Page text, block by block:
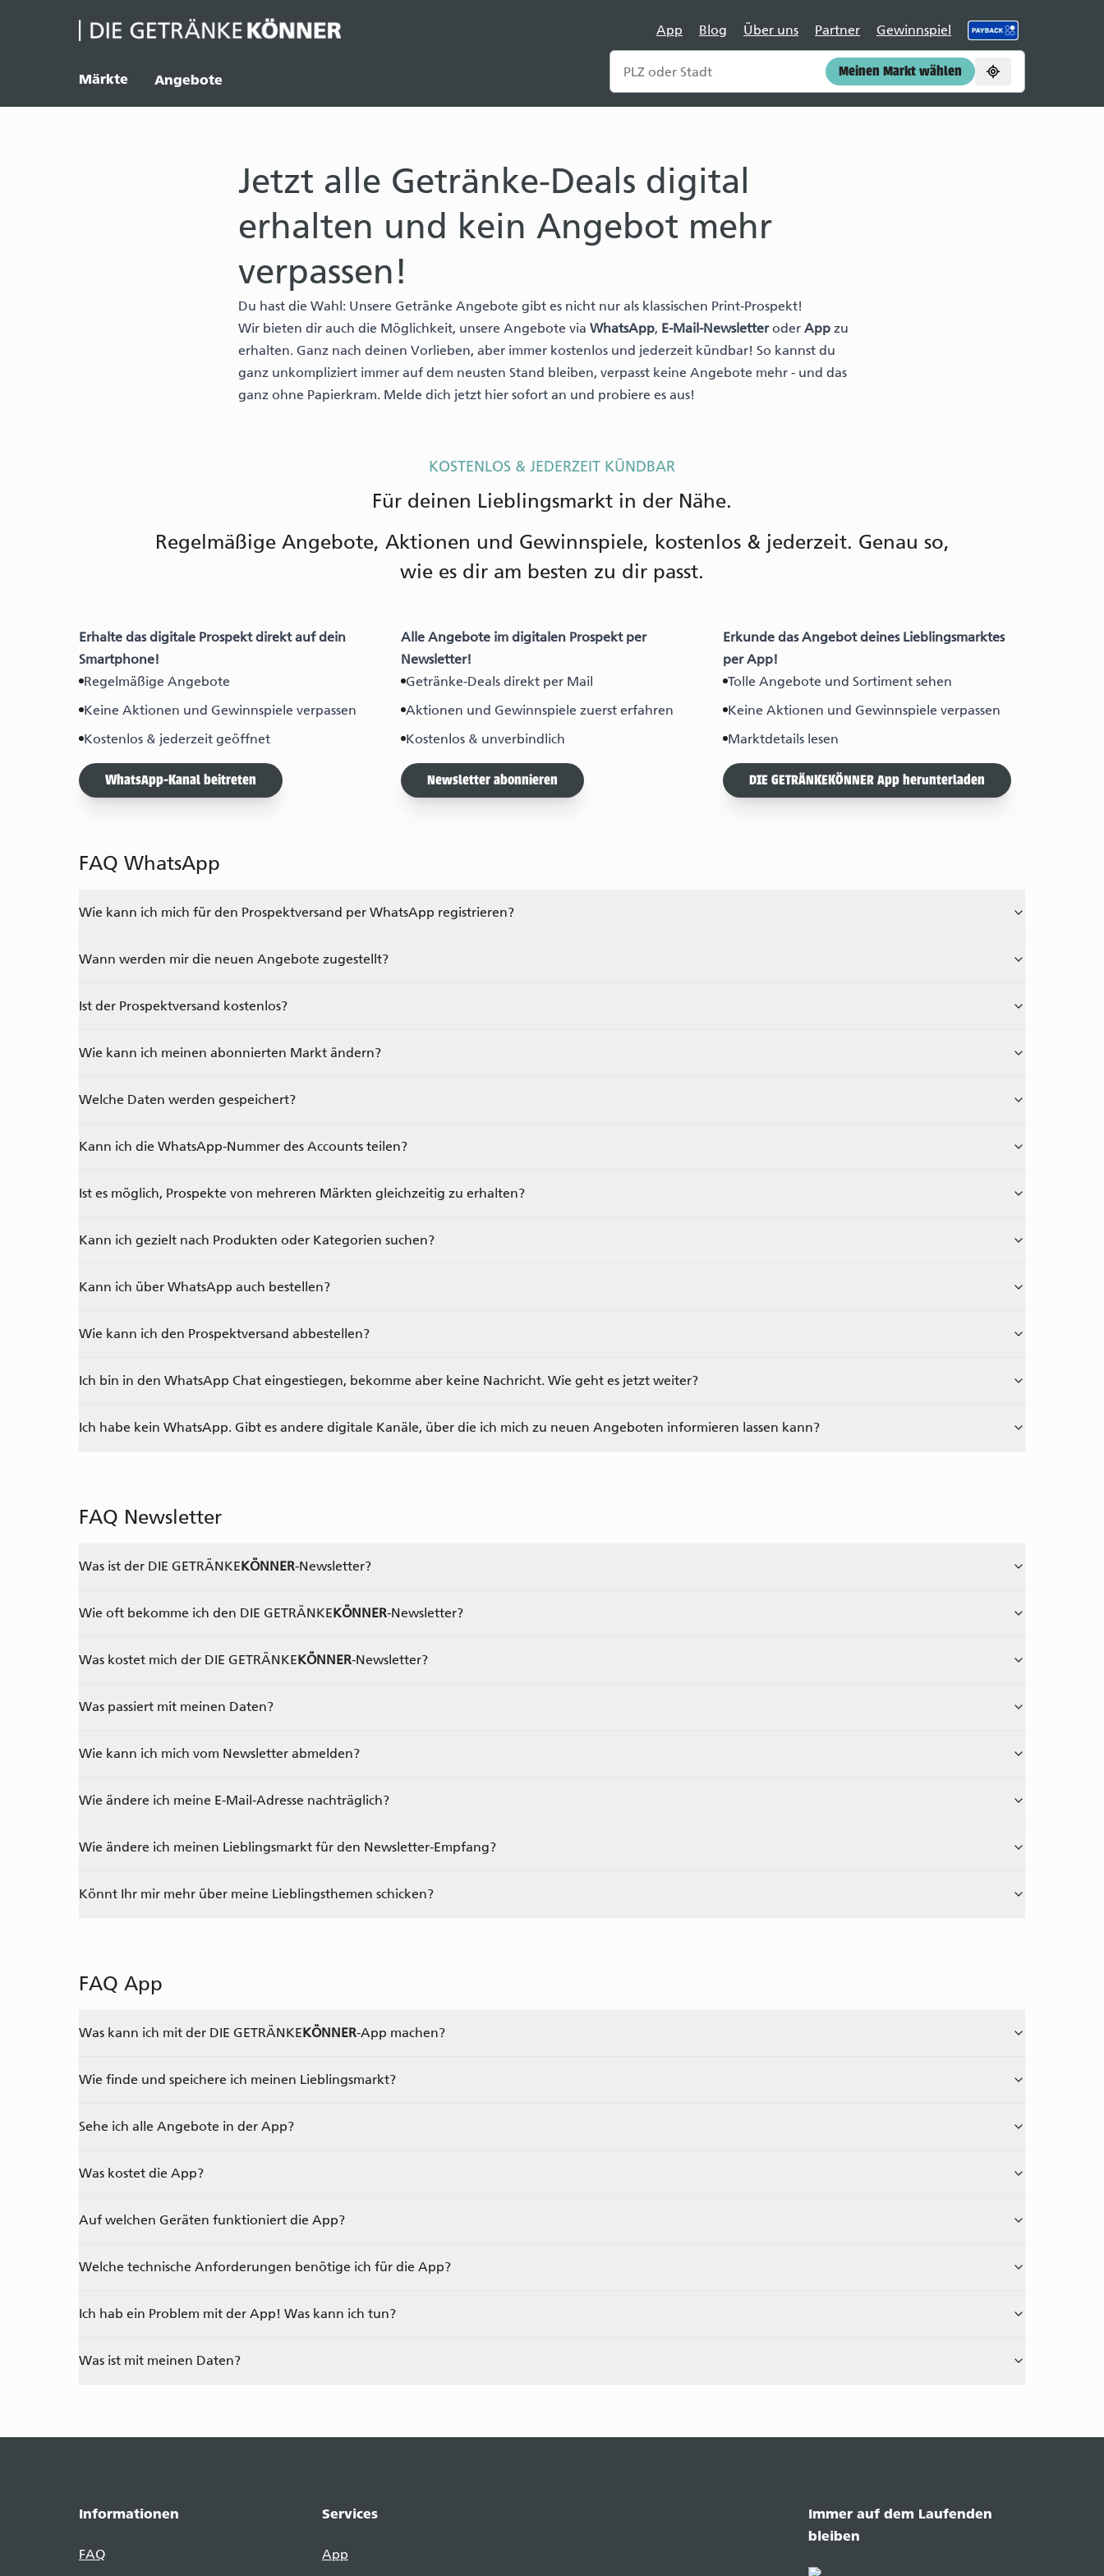
Märkte Angebote
App Blog Über uns Partner Gewinnspiel
Meinen Markt wählen
Jetzt alle Getränke-Deals digital
erhalten und kein Angebot mehr
verpassen!
Du hast die Wahl: Unsere Getränke Angebote gibt es nicht nur als klassischen Print-Prospekt!
Wir bieten dir auch die Möglichkeit, unsere Angebote via WhatsApp, E-Mail-Newsletteroder Appzu
erhalten. Ganz nach deinen Vorlieben, aber immer kostenlos und jederzeit kündbar! So kannst du
ganz unkompliziert immer auf dem neusten Stand bleiben, verpasst keine Angebote mehr - und das
ganz ohne Papierkram. Melde dich jetzt hier sofort an und probiere es aus!
KOSTENLOS & JEDERZEIT KÜNDBAR
Für deinen Lieblingsmarkt in der Nähe.
Regelmäßige Angebote, Aktionen und Gewinnspiele, kostenlos & jederzeit. Genau so,
wie es dir am besten zu dir passt.
Erhalte das digitale Prospekt direkt auf dein
Smartphone!
Regelmäßige Angebote
Keine Aktionen und Gewinnspiele verpassen
Kostenlos & jederzeit geöffnet
WhatsApp-Kanal beitreten
Alle Angebote im digitalen Prospekt per
Newsletter!
Getränke-Deals direkt per Mail
Aktionen und Gewinnspiele zuerst erfahren
Kostenlos & unverbindlich
Newsletter abonnieren
Erkunde das Angebot deines Lieblingsmarktes
per App!
Tolle Angebote und Sortiment sehen
Keine Aktionen und Gewinnspiele verpassen
Marktdetails lesen
DIE GETRÄNKEKÖNNER App herunterladen
FAQ WhatsApp
Wie kann ich mich für den Prospektversand per WhatsApp registrieren?
Wann werden mir die neuen Angebote zugestellt?
Ist der Prospektversand kostenlos?
Wie kann ich meinen abonnierten Markt ändern?
Welche Daten werden gespeichert?
Kann ich die WhatsApp-Nummer des Accounts teilen?
Ist es möglich, Prospekte von mehreren Märkten gleichzeitig zu erhalten?
Kann ich gezielt nach Produkten oder Kategorien suchen?
Kann ich über WhatsApp auch bestellen?
Wie kann ich den Prospektversand abbestellen?
Ich bin in den WhatsApp Chat eingestiegen, bekomme aber keine Nachricht. Wie geht es jetzt weiter?
Ich habe kein WhatsApp. Gibt es andere digitale Kanäle, über die ich mich zu neuen Angeboten informieren lassen kann?
FAQ Newsletter
Was ist der DIE GETRÄNKEKÖNNER-Newsletter?
Wie oft bekomme ich den DIE GETRÄNKEKÖNNER-Newsletter?
Was kostet mich der DIE GETRÄNKEKÖNNER-Newsletter?
Was passiert mit meinen Daten?
Wie kann ich mich vom Newsletter abmelden?
Wie ändere ich meine E-Mail-Adresse nachträglich?
Wie ändere ich meinen Lieblingsmarkt für den Newsletter-Empfang?
Könnt Ihr mir mehr über meine Lieblingsthemen schicken?
FAQ App
Was kann ich mit der DIE GETRÄNKEKÖNNER-App machen?
Wie finde und speichere ich meinen Lieblingsmarkt?
Sehe ich alle Angebote in der App?
Was kostet die App?
Auf welchen Geräten funktioniert die App?
Welche technische Anforderungen benötige ich für die App?
Ich hab ein Problem mit der App! Was kann ich tun?
Was ist mit meinen Daten?
Informationen
FAQ
Services
App
Immer auf dem Laufenden
bleiben